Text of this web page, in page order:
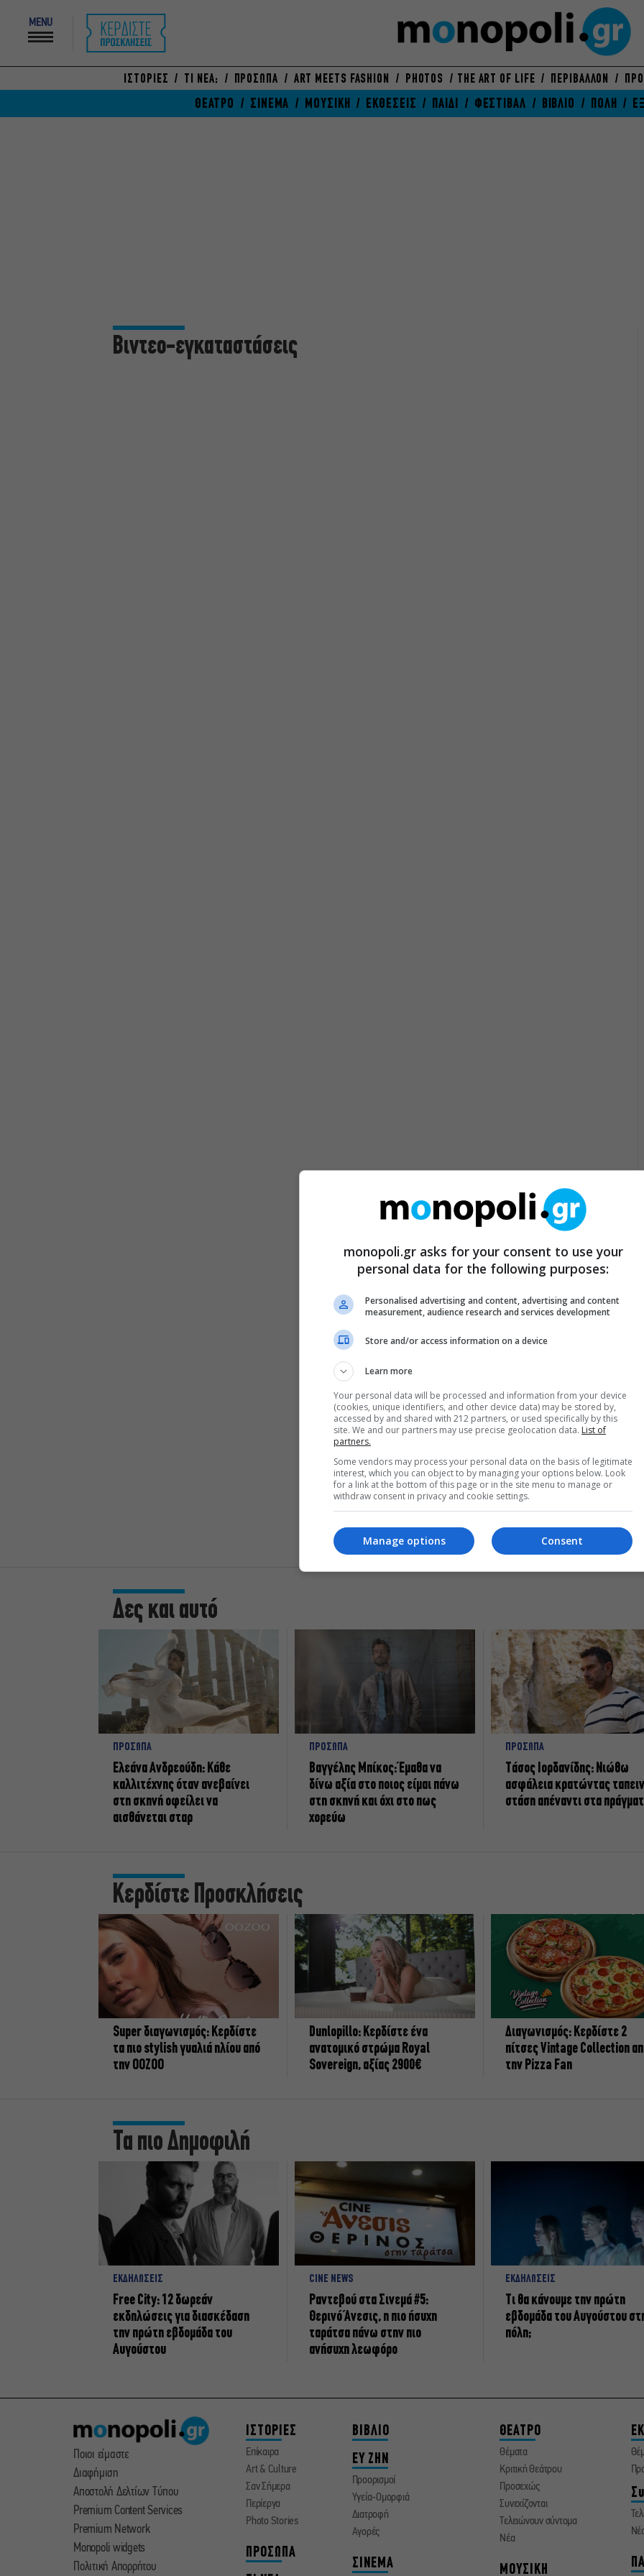
MENU
ΙΣΤΟΡΙΕΣ ΤΙ ΝΕΑ; ΠΡΟΣΩΠΑ ART MEETS FASHION PHOTOS THE ART OF LIFE ΠΕΡΙΒΑΛΛΟΝ
ΘΕΑΤΡΟ ΣΙΝΕΜΑ ΜΟΥΣΙΚΗ ΕΚΘΕΣΕΙΣ ΠΑΙΔΙ ΦΕΣΤΙΒΑΛ ΒΙΒΛΙΟ ΠΟΛΗ
Βιντεο-εγκαταστάσεις
Δες και αυτό
ΠΡΟΣΩΠΑ
Ελεάνα Ανδρεούδη: Κάθε
καλλιτέχνης όταν ανεβαίνει
στη σκηνή οφείλει να
αισθάνεται σταρ
ΠΡΟΣΩΠΑ
Βαγγέλης Μπίκος: Έμαθα να
δίνω αξία στο ποιος είμαι πάνω
στη σκηνή και όχι στο πως
χορεύω
ΠΡΟΣΩΠΑ
Tάσος Ιορδανίδης: Νιώθω
ασφάλεια κρατώντας
στάση απέναντι στα
Κερδίστε Προσκλήσεις
Super διαγωνισμός: Κερδίστε
τα πιο stylish γυαλιά ηλίου από
την OOZOO
Dunlopillo: Κερδίστε ένα
ανατομικό στρώμα Royal
Sovereign, αξίας 2900€
Διαγωνισμός: Κερδίστε 2
πίτσες Vintage Collection
την Pizza Fan
Τα πιο Δημοφιλή
ΕΚΔΗΛΩΣΕΙΣ
Free City: 12 δωρεάν
εκδηλώσεις για διασκέδαση
την πρώτη εβδομάδα του
Αυγούστου
CINE NEWS
Ραντεβού στα Σινεμά #5:
Θερινό Άνεσις, η πιο ήσυχη
ταράτσα πάνω στην πιο
ανήσυχη λεωφόρο
ΕΚΔΗΛΩΣΕΙΣ
Τι θα κάνουμε την πρώτη
εβδομάδα του Αυγούστου
πόλη;
Ποιοι είμαστε
Διαφήμιση
Αποστολή Δελτίων Τύπου
Premium Content Services
Premium Network
Monopoli widgets
Πολιτική Απορρήτου
ΙΣΤΟΡΙΕΣ
Επίκαιρα
Art & Culture
Σαν Σήμερα
Περίεργα
Photo Stories
ΠΡΟΣΩΠΑ
ΒΙΒΛΙΟ
ΕΥ ΖΗΝ
Προορισμοί
Υγεία-Ομορφιά
Διατροφή
Αγορές
ΣΙΝΕΜΑ
ΘΕΑΤΡΟ
Θέματα
Κριτική Θεάτρου
Προσεχώς
Συνεχίζονται
Τελειώνουν σύντομα
Νέα
ΜΟΥΣΙΚΗ
monopoli.gr asks for your consent to use your
personal data for the following purposes:
Personalised advertising and content, advertising and content
measurement, audience research and services development
Store and/or access information on a device
Learn more
Your personal data will be processed and information from your device
(cookies, unique identifiers, and other device data) may be stored by,
accessed by and shared with 212 partners, or used specifically by this
site. We and our partners may use precise geolocation data. List of
partners.
Some vendors may process your personal data on the basis of legitimate
interest, which you can object to by managing your options below. Look
for a link at the bottom of this page or in the site menu to manage or
withdraw consent in privacy and cookie settings.
Consent
Manage options